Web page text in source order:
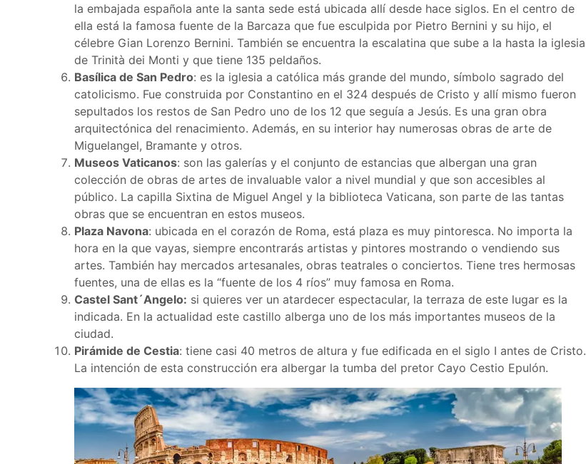
la embajada española ante la santa sede está ubicada allí desde hace siglos. En el centro de
ella está la famosa fuente de la Barcaza que fue esculpida por Pietro Bernini y su hijo, el
célebre Gian Lorenzo Bernini. También se encuentra la escalatina que sube a la hasta la iglesia
de Trinità dei Monti y que tiene 135 peldaños.
Basílica de San Pedro: es la iglesia a católica más grande del mundo, símbolo sagrado del
catolicismo. Fue construida por Constantino en el 324 después de Cristo y allí mismo fueron
sepultados los restos de San Pedro uno de los 12 que seguía a Jesús. Es una gran obra
arquitectónica del renacimiento. Además, en su interior hay numerosas obras de arte de
Miguelangel, Bramante y otros.
Museos Vaticanos: son las galerías y el conjunto de estancias que albergan una gran
colección de obras de artes de invaluable valor a nivel mundial y que son accesibles al
público. La capilla Sixtina de Miguel Angel y la biblioteca Vaticana, son parte de las tantas
obras que se encuentran en estos museos.
Plaza Navona: ubicada en el corazón de Roma, está plaza es muy pintoresca. No importa la
hora en la que vayas, siempre encontrarás artistas y pintores mostrando o vendiendo sus
artes. También hay mercados artesanales, obras teatrales o conciertos. Tiene tres hermosas
fuentes, una de ellas es la “fuente de los 4 ríos” muy famosa en Roma.
Castel Sant´Angelo: si quieres ver un atardecer espectacular, la terraza de este lugar es la
indicada. En la actualidad este castillo alberga uno de los más importantes museos de la
ciudad.
Pirámide de Cestia: tiene casi 40 metros de altura y fue edificada en el siglo I antes de Cristo.
La intención de esta construcción era albergar la tumba del pretor Cayo Cestio Epulón.